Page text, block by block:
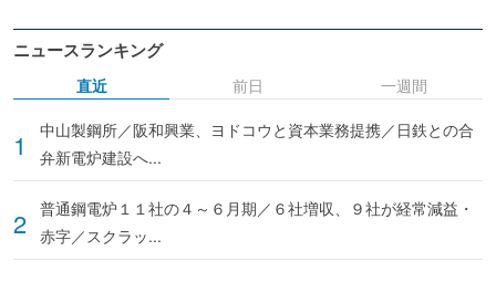
ニュースランキング
直近
中山製鋼所／阪和興業、ヨドコウと資本業務提携／日鉄との合
弁新電炉建設へ...
普通鋼電炉１１社の４～６月期／６社増収、９社が経常減益・
赤字／スクラッ...
前日 一週間